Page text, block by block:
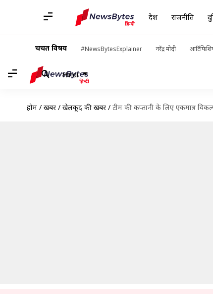
देश राजनीति
चर्चित विषय #NewsBytesExplainer नरेंद्र मोदी
Hindi
होम / खबरें / खेलकूद की खबरें / टीम की कप्तानी के लिए एकमात्र